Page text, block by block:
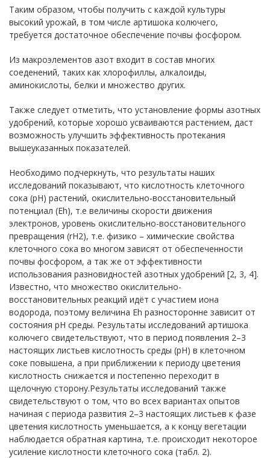
Таким образом, чтобы получить с каждой культуры
высокий урожай, в том числе артишока колючего,
требуется достаточное обеспечение почвы фосфором.
Из макроэлементов азот входит в состав многих
соеденений, таких как хлорофиллы, алкалоиды,
аминокислоты, белки и множество других.
Также следует отметить, что установление формы азотных
удобрений, которые хорошо усваиваются растением, даст
возможность улучшить эффективность протекания
вышеуказанных показателей.
Необходимо подчеркнуть, что результаты наших
исследований показывают, что кислотность клеточного
сока (pH) растений, окислительно-восстановительный
потенциал (Еh), т.е величины скорости движения
электронов, уровень окислительно-восстановительного
превращения (rH2), т.е. физико – химические свойства
клеточного сока во многом зависят от обеспеченности
почвы фосфором, а так же от эффективности
использования разновидностей азотных удобрений [2, 3, 4].
Известно, что множество окислительно-
восстановительных реакций идёт с участием иона
водорода, поэтому величина Еh разносторонне зависит от
состояния pH среды. Результаты исследований артишока
колючего свидетельствуют, что в период появления 2–3
настоящих листьев кислотность среды (pH) в клеточном
соке повышена, а при приближении к периоду цветения
кислотность снижается и постепенно переходит в
щелочную сторону.Результаты исследований также
свидетельствуют о том, что во всех вариантах опытов
начиная с периода развития 2–3 настоящих листьев к фазе
цветения кислотность уменьшается, а к концу вегетации
наблюдается обратная картина, т.е. происходит некоторое
усиление кислотности клеточного сока (табл. 2).